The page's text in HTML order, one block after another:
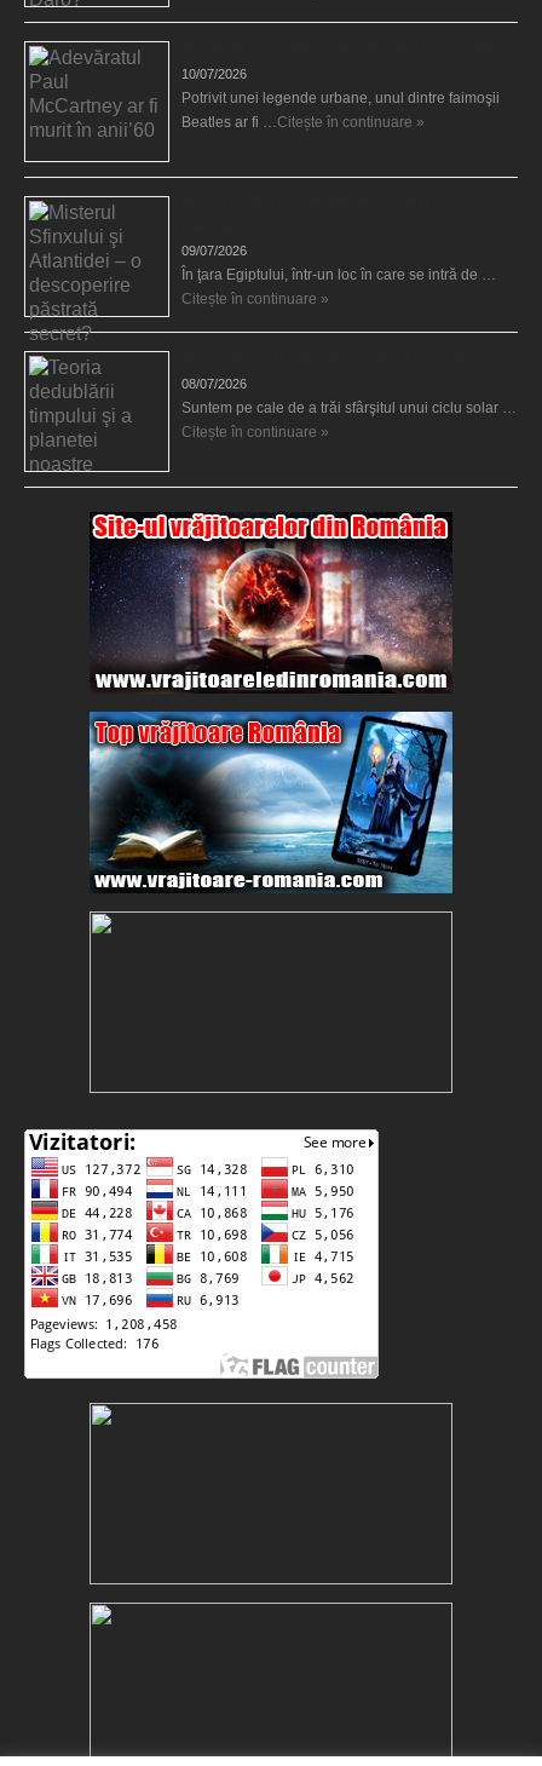
10/07/2026
Potrivit unei legende urbane, unul dintre faimoşii
Beatles ar fi …Citește în continuare »
09/07/2026
În ţara Egiptului, într-un loc în care se intră de …
Citește în continuare »
08/07/2026
Suntem pe cale de a trăi sfârşitul unui ciclu solar …
Citește în continuare »